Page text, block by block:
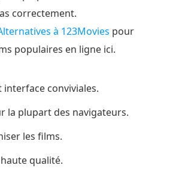
correctement.
à 123Movies pour
populaires en ligne ici.
interface conviviales.
la plupart des navigateurs.
les films.
qualité.